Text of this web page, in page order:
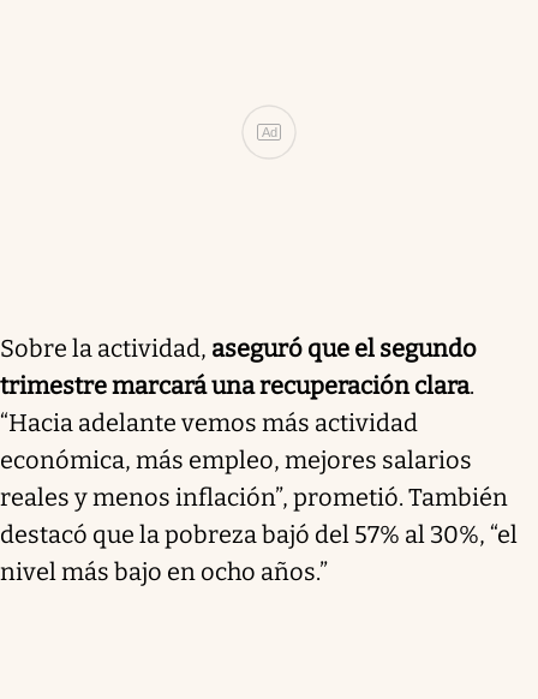
Ad
Sobre la actividad, aseguró que el segundo
trimestre marcará una recuperación clara.
“Hacia adelante vemos más actividad
económica, más empleo, mejores salarios
reales y menos inflación”, prometió. También
destacó que la pobreza bajó del 57% al 30%, “el
nivel más bajo en ocho años.”